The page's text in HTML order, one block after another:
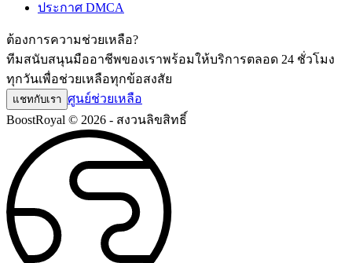
ประกาศ DMCA
ต้องการความช่วยเหลือ?
ทีมสนับสนุนมืออาชีพของเราพร้อมให้บริการตลอด 24 ชั่วโมง
ทุกวันเพื่อช่วยเหลือทุกข้อสงสัย
แชทกับเรา ศูนย์ช่วยเหลือ
BoostRoyal © 2026 - สงวนลิขสิทธิ์